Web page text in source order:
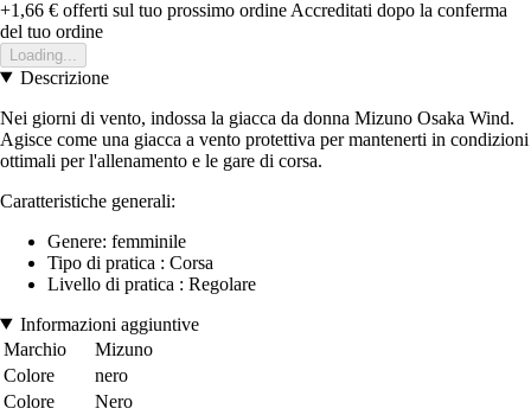
+1,66 € offerti sul tuo prossimo ordine Accreditati dopo la conferma
del tuo ordine
Loading...
Descrizione
Nei giorni di vento, indossa la giacca da donna Mizuno Osaka Wind.
Agisce come una giacca a vento protettiva per mantenerti in condizioni
ottimali per l'allenamento e le gare di corsa.
Caratteristiche generali:
Genere: femminile
Tipo di pratica : Corsa
Livello di pratica : Regolare
Informazioni aggiuntive
Marchio
Mizuno
Colore
nero
Colore
Nero